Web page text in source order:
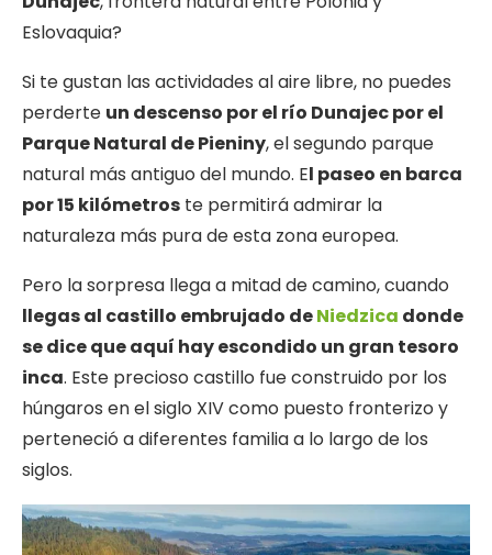
Eslovaquia?
Si te gustan las actividades al aire libre, no puedes
perderte un descenso por el río Dunajec por el
Parque Natural de Pieniny, el segundo parque
natural más antiguo del mundo. El paseo en barca
por 15 kilómetros te permitirá admirar la
naturaleza más pura de esta zona europea.
Pero la sorpresa llega a mitad de camino, cuando
llegas al castillo embrujado deNiedzica donde
se dice que aquí hay escondido un gran tesoro
inca. Este precioso castillo fue construido por los
húngaros en el siglo XIV como puesto fronterizo y
perteneció a diferentes familia a lo largo de los
siglos.